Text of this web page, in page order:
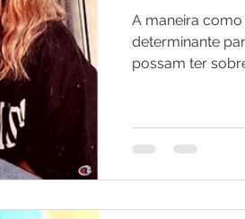
A maneira
determinante
possam ter